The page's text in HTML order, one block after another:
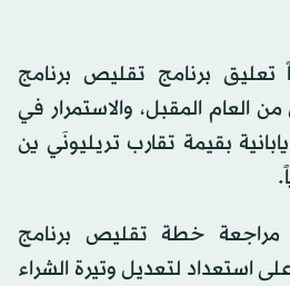
تعليق برنامج تقليص برنامج
العام المقبل، والاستمرار في
بقيمة تقارب تريليونَي ين
خطة تقليص برنامج
استعداد لتعديل وتيرة الشراء